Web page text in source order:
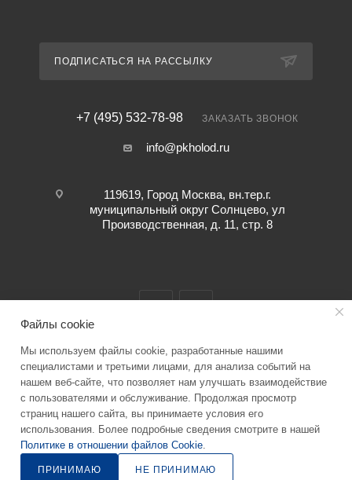
ПОДПИСАТЬСЯ НА РАССЫЛКУ
+7 (495) 532-78-98 ЗАКАЗАТЬ ЗВОНОК
info@pkholod.ru
119619, Город Москва, вн.тер.г.
муниципальный округ Солнцево, ул
Производственная, д. 11, стр. 8
2026 © “ПК ХОЛОД” info@pkholod.ru Информация о товаре,
представленная на сайте служит для ознакомления. Технические
характеристики, параметры, цену уточняйте при заказе
Файлы cookie
Мы используем файлы cookie, разработанные нашими
специалистами и третьими лицами, для анализа событий на
нашем веб-сайте, что позволяет нам улучшать взаимодействие
с пользователями и обслуживание. Продолжая просмотр
страниц нашего сайта, вы принимаете условия его
использования. Более подробные сведения смотрите в нашей
Политике в отношении файлов Cookie.
ПРИНИМАЮ НЕ ПРИНИМАЮ